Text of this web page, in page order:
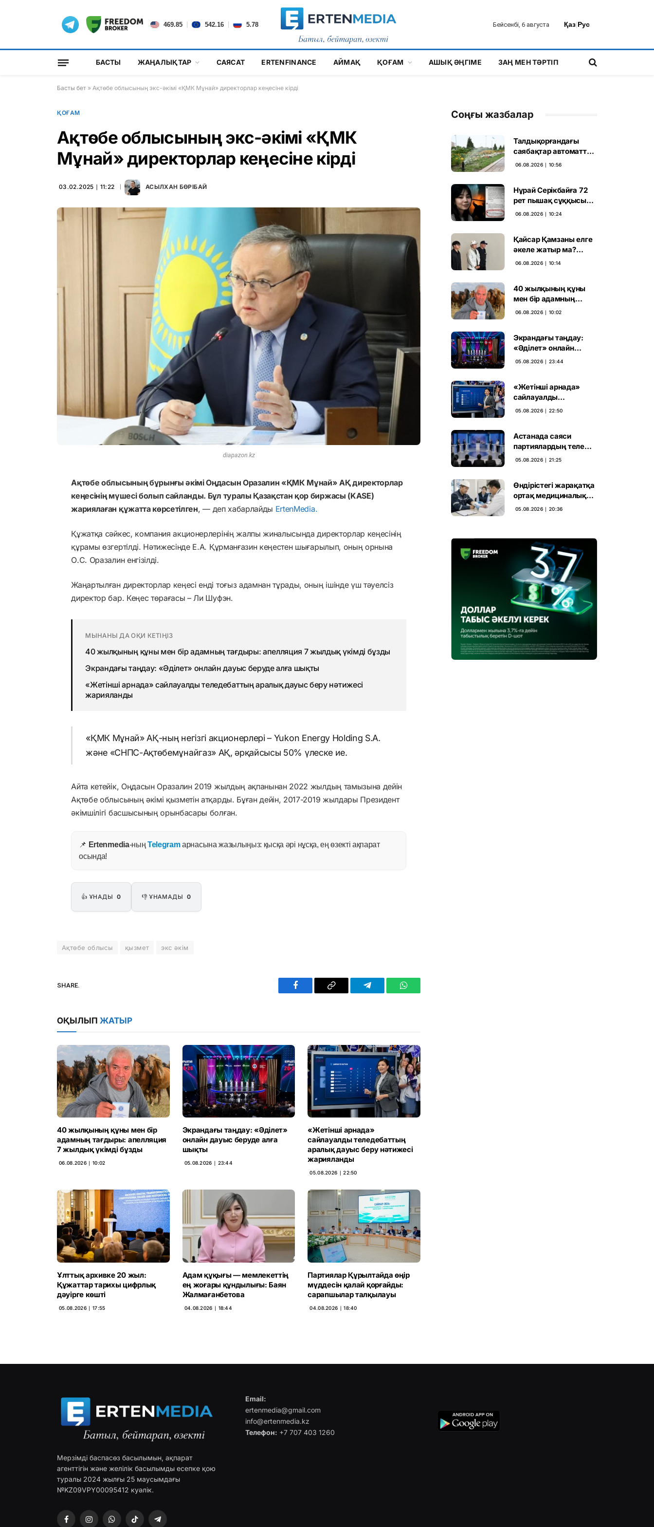
469.85 542.16 5.78 Бейсенбі, 6 августа Қаз|Рус
БАСТЫ ЖАҢАЛЫҚТАР САЯСАТ ERTENFINANCE АЙМАҚ ҚОҒАМ АШЫҚ ӘҢГІМЕ ЗАҢ МЕН ТӘРТІП
Басты бет » Ақтөбе облысының экс-әкімі «ҚМК Мұнай» директорлар кеңесіне кірді
ҚОҒАМ
Ақтөбе облысының экс-әкімі «ҚМК
Мұнай» директорлар кеңесіне кірді
03.02.2025 ∣ 11:22 АСЫЛХАН БӨРІБАЙ
diapazon.kz
Ақтөбе облысының бұрынғы әкімі Оңдасын Оразалин «ҚМК Мұнай» АҚ директорлар
кеңесінің мүшесі болып сайланды. Бұл туралы Қазақстан қор биржасы (KASE)
жариялаған құжатта көрсетілген, — деп хабарлайды ErtenMedia.
Құжатқа сәйкес, компания акционерлерінің жалпы жиналысында директорлар кеңесінің
құрамы өзгертілді. Нәтижесінде Е.А. Құрманғазин кеңестен шығарылып, оның орнына
О.С. Оразалин енгізілді.
Жаңартылған директорлар кеңесі енді тоғыз адамнан тұрады, оның ішінде үш тәуелсіз
директор бар. Кеңес төрағасы – Ли Шуфэн.
МЫНАНЫ ДА ОҚИ КЕТІҢІЗ
40 жылқының құны мен бір адамның тағдыры: апелляция 7 жылдық үкімді бұзды
Экрандағы таңдау: «Әділет» онлайн дауыс беруде алға шықты
«Жетінші арнада» сайлауалды теледебаттың аралық дауыс беру нәтижесі
жарияланды
«ҚМК Мұнай» АҚ-ның негізгі акционерлері – Yukon Energy Holding S.A.
және «СНПС-Ақтөбемұнайгаз» АҚ, әрқайсысы 50% үлеске ие.
Айта кетейік, Оңдасын Оразалин 2019 жылдың ақпанынан 2022 жылдың тамызына дейін
Ақтөбе облысының әкімі қызметін атқарды. Бұған дейін, 2017-2019 жылдары Президент
әкімшілігі басшысының орынбасары болған.
📌 Ertenmedia-ның Telegramарнасына жазылыңыз: қысқа әрі нұсқа, ең өзекті ақпарат
осында!
👍 ҰНАДЫ 0 👎 ҰНАМАДЫ 0
Ақтөбе облысы қызмет экс әкім
SHARE.
Facebook Copy
Telegram WhatsApp
ОҚЫЛЫП ЖАТЫР
40 жылқының құны мен бір
адамның тағдыры: апелляция
7 жылдық үкімді бұзды
06.08.2026 ∣ 10:02
Экрандағы таңдау: «Әділет»
онлайн дауыс беруде алға
шықты
05.08.2026 ∣ 23:44
«Жетінші арнада»
сайлауалды теледебаттың
аралық дауыс беру нәтижесі
жарияланды
05.08.2026 ∣ 22:50
Ұлттық архивке 20 жыл:
Құжаттар тарихы цифрлық
дәуірге көшті
05.08.2026 ∣ 17:55
Адам құқығы — мемлекеттің
ең жоғары құндылығы: Баян
Жалмағанбетова
04.08.2026 ∣ 18:44
Партиялар Құрылтайда өңір
мүддесін қалай қорғайды:
сарапшылар талқылауы
04.08.2026 ∣ 18:40
Соңғы жазбалар
Талдықорғандағы
саябақтар автоматты
жүйемен суарылады
06.08.2026 ∣ 10:56
Нұрай Серікбайға 72
рет пышақ сұққысы
келгенін жазған адам
06.08.2026 ∣ 10:24
Қайсар Қамзаны елге
әкеле жатыр ма?
Атышулы Блогер
06.08.2026 ∣ 10:14
40 жылқының құны
мен бір адамның
тағдыры: апелляция 7
06.08.2026 ∣ 10:02
Экрандағы таңдау:
«Әділет» онлайн
дауыс беруде алға
05.08.2026 ∣ 23:44
«Жетінші арнада»
сайлауалды
теледебаттың аралық
05.08.2026 ∣ 22:50
Астанада саяси
партиялардың теле
дебаты басталды
05.08.2026 ∣ 21:25
Өндірістегі жарақатқа
ортақ медициналық
талап енгізілмек
05.08.2026 ∣ 20:36
Мерзімді баспасөз басылымын, ақпарат
агенттігін және желілік басылымды есепке қою
туралы 2024 жылғы 25 маусымдағы
№KZ09VPY00095412 куәлік.
FacebookInstagramWhatsAppTikTok Telegram
Email:
ertenmedia@gmail.com
info@ertenmedia.kz
Телефон: +7 707 403 1260